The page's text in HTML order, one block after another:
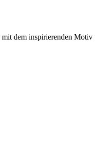
mit dem inspirierenden